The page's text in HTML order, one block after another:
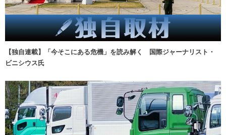
【独自連載】「今そこにある危機」を読み解く 国際ジャーナリスト・
ビニシウス氏